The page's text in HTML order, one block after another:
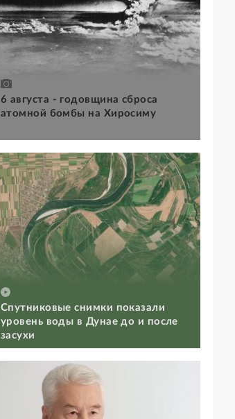
6 августа - годовщина сброса
атомной бомбы на Хиросиму
Спутниковые снимки показали
уровень воды в Дунае до и после
засухи